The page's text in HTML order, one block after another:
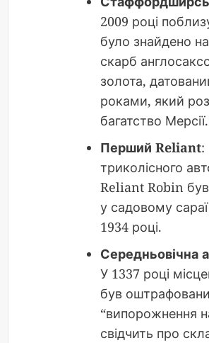
2009 році
було знайдено
скарб
золота,
роками, який
багатство Мерсії.
Перший Reliant:
триколісного
Reliant Robin
у садовому
1934 році.
Середньовічна
У 1337 році
був
“випорожнення
свідчить про